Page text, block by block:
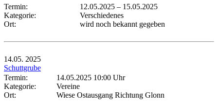
Termin:
12.05.2025 – 15.05.2025
Kategorie:
Verschiedenes
Ort:
wird noch bekannt gegeben
14.05. 2025
Schuttgrube
Termin:
14.05.2025 10:00 Uhr
Kategorie:
Vereine
Ort:
Wiese Ostausgang Richtung Glonn